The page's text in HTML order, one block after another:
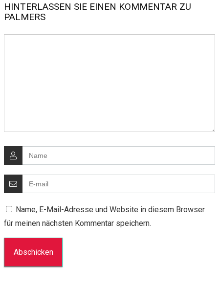
HINTERLASSEN SIE EINEN KOMMENTAR ZU
PALMERS
Name, E-Mail-Adresse und Website in diesem Browser
für meinen nächsten Kommentar speichern.